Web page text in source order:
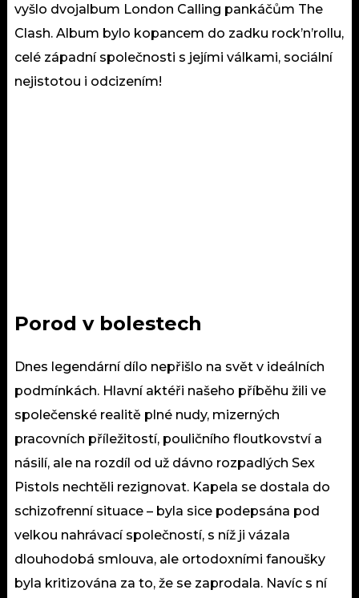
vyšlo dvojalbum London Calling pankáčům The
Clash. Album bylo kopancem do zadku rock’n’rollu,
celé západní společnosti s jejími válkami, sociální
nejistotou i odcizením!
Porod v bolestech
Dnes legendární dílo nepřišlo na svět v ideálních
podmínkách. Hlavní aktéři našeho příběhu žili ve
společenské realitě plné nudy, mizerných
pracovních příležitostí, pouličního floutkovství a
násilí, ale na rozdíl od už dávno rozpadlých Sex
Pistols nechtěli rezignovat. Kapela se dostala do
schizofrenní situace – byla sice podepsána pod
velkou nahrávací společností, s níž ji vázala
dlouhodobá smlouva, ale ortodoxními fanoušky
byla kritizována za to, že se zaprodala. Navíc s ní